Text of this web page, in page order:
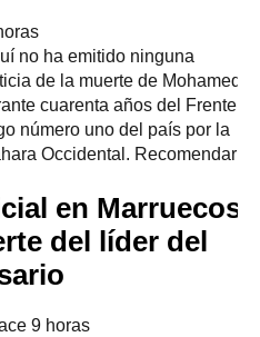
no ha emitido ninguna
de la muerte de Mohamed
cuarenta años del Frente
número uno del país por la
Occidental. Recomendar
en Marruecos
del líder del
9 horas‎